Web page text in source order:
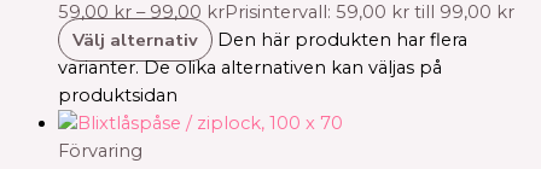
59,00 kr – 99,00 krPrisintervall: 59,00 kr till 99,00 kr
Välj alternativ
Den här produkten har flera
varianter. De olika alternativen kan väljas på
produktsidan
Förvaring